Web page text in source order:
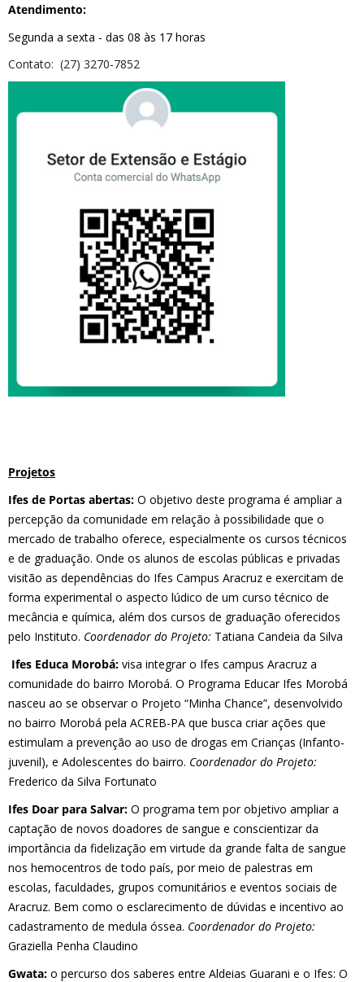
Atendimento:
Segunda a sexta - das 08 às 17 horas
Contato: (27) 3270-7852
Projetos
Ifes de Portas abertas: O objetivo deste programa é ampliar a
percepção da comunidade em relação à possibilidade que o
mercado de trabalho oferece, especialmente os cursos técnicos
e de graduação. Onde os alunos de escolas públicas e privadas
visitão as dependências do Ifes Campus Aracruz e exercitam de
forma experimental o aspecto lúdico de um curso técnico de
mecância e química, além dos cursos de graduação oferecidos
pelo Instituto. Coordenador do Projeto: Tatiana Candeia da Silva
Ifes Educa Morobá: visa integrar o Ifes campus Aracruz a
comunidade do bairro Morobá. O Programa Educar Ifes Morobá
nasceu ao se observar o Projeto “Minha Chance”, desenvolvido
no bairro Morobá pela ACREB-PA que busca criar ações que
estimulam a prevenção ao uso de drogas em Crianças (Infanto-
juvenil), e Adolescentes do bairro. Coordenador do Projeto:
Frederico da Silva Fortunato
Ifes Doar para Salvar: O programa tem por objetivo ampliar a
captação de novos doadores de sangue e conscientizar da
importância da fidelização em virtude da grande falta de sangue
nos hemocentros de todo país, por meio de palestras em
escolas, faculdades, grupos comunitários e eventos sociais de
Aracruz. Bem como o esclarecimento de dúvidas e incentivo ao
cadastramento de medula óssea. Coordenador do Projeto:
Graziella Penha Claudino
Gwata: o percurso dos saberes entre Aldeias Guarani e o Ifes: O